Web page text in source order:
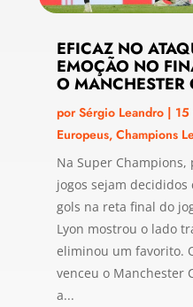
EFICAZ NO
EMOÇÃO NO
O MANCHESTER
porSérgio Leandro|
Europeus, Champions
Na Super
jogos sejam decididos
gols na reta final do
Lyon mostrou o lado
eliminou um favorito.
venceu o Manchester
a...